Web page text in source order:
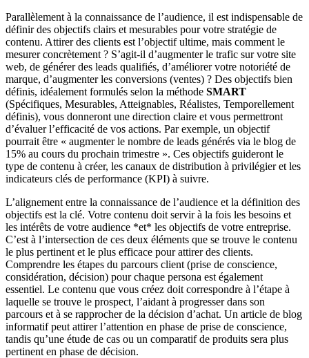
Parallèlement à la connaissance de l’audience, il est indispensable de
définir des objectifs clairs et mesurables pour votre stratégie de
contenu. Attirer des clients est l’objectif ultime, mais comment le
mesurer concrètement ? S’agit-il d’augmenter le trafic sur votre site
web, de générer des leads qualifiés, d’améliorer votre notoriété de
marque, d’augmenter les conversions (ventes) ? Des objectifs bien
définis, idéalement formulés selon la méthode SMART
(Spécifiques, Mesurables, Atteignables, Réalistes, Temporellement
définis), vous donneront une direction claire et vous permettront
d’évaluer l’efficacité de vos actions. Par exemple, un objectif
pourrait être « augmenter le nombre de leads générés via le blog de
15% au cours du prochain trimestre ». Ces objectifs guideront le
type de contenu à créer, les canaux de distribution à privilégier et les
indicateurs clés de performance (KPI) à suivre.
L’alignement entre la connaissance de l’audience et la définition des
objectifs est la clé. Votre contenu doit servir à la fois les besoins et
les intérêts de votre audience *et* les objectifs de votre entreprise.
C’est à l’intersection de ces deux éléments que se trouve le contenu
le plus pertinent et le plus efficace pour attirer des clients.
Comprendre les étapes du parcours client (prise de conscience,
considération, décision) pour chaque persona est également
essentiel. Le contenu que vous créez doit correspondre à l’étape à
laquelle se trouve le prospect, l’aidant à progresser dans son
parcours et à se rapprocher de la décision d’achat. Un article de blog
informatif peut attirer l’attention en phase de prise de conscience,
tandis qu’une étude de cas ou un comparatif de produits sera plus
pertinent en phase de décision.